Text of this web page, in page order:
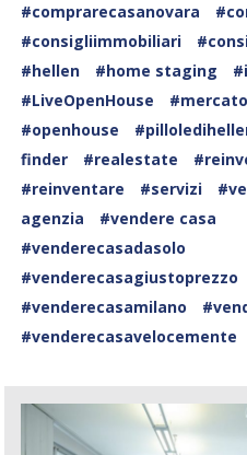
#comprarecasanovara
#consigliimmobiliari
#hellen
#home staging
#LiveOpenHouse
#openhouse
finder
#realestate
#reinventare
#servizi
agenzia
#vendere casa
#venderecasadasolo
#venderecasagiustoprezzo
#venderecasamilano
#venderecasavelocemente